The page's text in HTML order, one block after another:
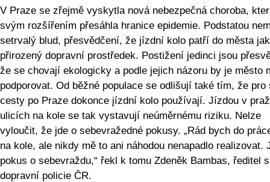
V Praze se zřejmě vyskytla nová nebezpečná choroba,
svým rozšířením přesáhla hranice epidemie. Podstatou
setrvalý blud, přesvědčení, že jízdní kolo patří do města
přirozený dopravní prostředek. Postižení jedinci jsou
že se chovají ekologicky a podle jejich názoru by je město
podporovat. Od běžné populace se odlišují také tím, že pro
cesty po Praze dokonce jízdní kolo používají. Jízdou v
ulicích na kole se tak vystavují neúměrnému riziku. Nelze
vyloučit, že jde o sebevražedné pokusy. „Rád bych do
na kole, ale nikdy mě to ani náhodou nenapadlo realizovat.
pokus o sebevraždu,“ řekl k tomu Zdeněk Bambas, ředitel
dopravní policie ČR.